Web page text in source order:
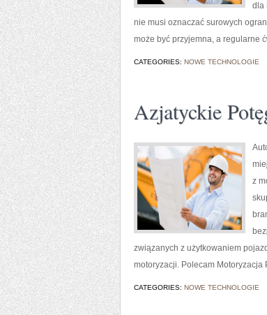
dla
nie musi oznaczać surowych
może być przyjemna, a regularne
CATEGORIES: NOWE TECHNOLOGIE
Azjatyckie
z
związanych z użytkowaniem
motoryzacji. Polecam Motoryzacja
CATEGORIES: NOWE TECHNOLOGIE